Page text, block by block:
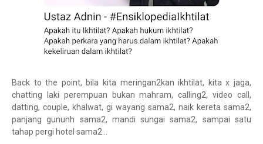
Back to the point, bila kita meringan2kan ikhtilat, kita x jaga,
chatting laki perempuan bukan mahram, calling2, video call,
datting, couple, khalwat, gi wayang sama2, naik kereta sama2,
panjang gununh sama2, mandi sungai sama2, sampai satu
tahap pergi hotel sama2...